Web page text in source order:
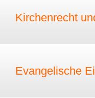
Kirchenrecht
Evangelische